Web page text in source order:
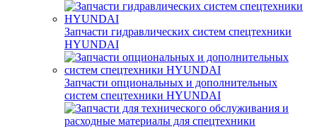
Запчасти гидравлических систем спецтехники
HYUNDAI
Запчасти опциональных и дополнительных
систем спецтехники HYUNDAI